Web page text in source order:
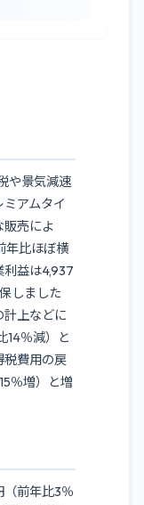
や景気減速
アムタイ
販売によ
年比ほぼ横
利益は4,937
しました
上などに
14％減）と
税費用の戻
％増）と増
（前年比3％